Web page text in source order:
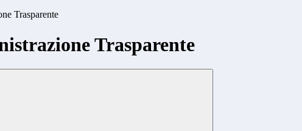
Trasparente
Trasparente